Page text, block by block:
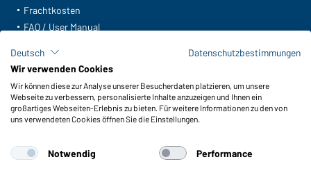
Frachtkosten
FAQ / User Manual
Meldeportal nach Hinweisgeberschutz
Funktionen & Pflege
Produkteigenschaften
Pflegehinweise
Farben
Deutsch
Datenschutzbestimmungen
Wir verwenden Cookies
Wir können diese zur Analyse unserer Besucherdaten platzieren, um unsere
Webseite zu verbessern, personalisierte Inhalte anzuzeigen und Ihnen ein
großartiges Webseiten-Erlebnis zu bieten. Für weitere Informationen zu den von
uns verwendeten Cookies öffnen Sie die Einstellungen.
Notwendig Performance